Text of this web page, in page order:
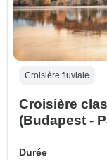
Croisière fluviale
Croisière
(Budapest -
Durée